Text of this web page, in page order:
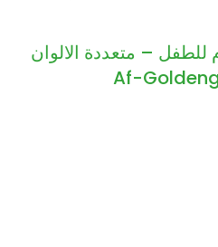
– متعددة الالوان
Af-